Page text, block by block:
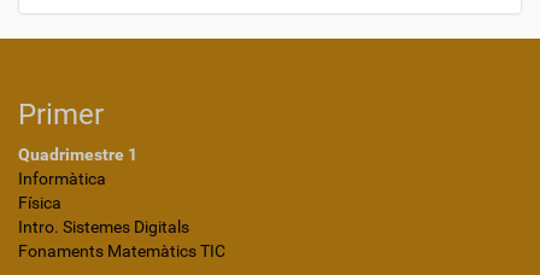
Primer
Quadrimestre 1
Informàtica
Física
Intro. Sistemes Digitals
Fonaments Matemàtics TIC